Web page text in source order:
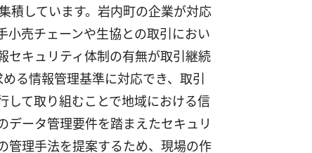
積しています。岩内町の企業が対応
小売チェーンや生協との取引におい
セキュリティ体制の有無が取引継続
る情報管理基準に対応でき、取引
して取り組むことで地域における信
ータ管理要件を踏まえたセキュリ
管理手法を提案するため、現場の作